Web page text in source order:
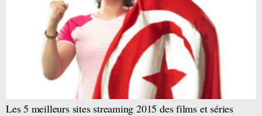
Les 5 meilleurs sites streaming 2015 des films et séries